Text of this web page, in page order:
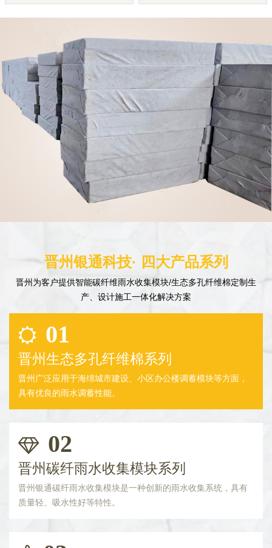
晋州银通科技· 四大产品系列
晋州为客户提供智能碳纤维雨水收集模块/生态多孔纤维棉定制生
产、设计施工一体化解决方案
01
晋州生态多孔纤维棉系列
晋州广泛应用于海绵城市建设、小区办公楼调蓄模块等方面，
具有优良的雨水调蓄性能。
02
晋州碳纤雨水收集模块系列
晋州银通碳纤雨水收集模块是一种创新的雨水收集系统，具有
质量轻、吸水性好等特性。